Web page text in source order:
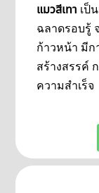
แมวสีเทา เป็
ฉลาดรอบรู้
ก้าวหน้า มีก
สร้างสรรค์
ความสำเร็จ